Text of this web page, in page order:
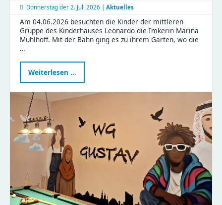
Donnerstag der 2. Juli 2026 | Aktuelles
Am 04.06.2026 besuchten die Kinder der mittleren
Gruppe des Kinderhauses Leonardo die Imkerin Marina
Mühlhoff. Mit der Bahn ging es zu ihrem Garten, wo die
…
Weiterlesen …
bei
der
Imkerin